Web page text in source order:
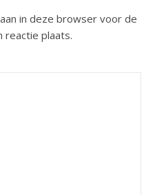
in deze browser voor de
reactie plaats.